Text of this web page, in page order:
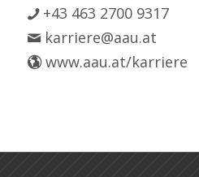
+43 463 2700 9317
karriere@aau.at
www.aau.at/karriere